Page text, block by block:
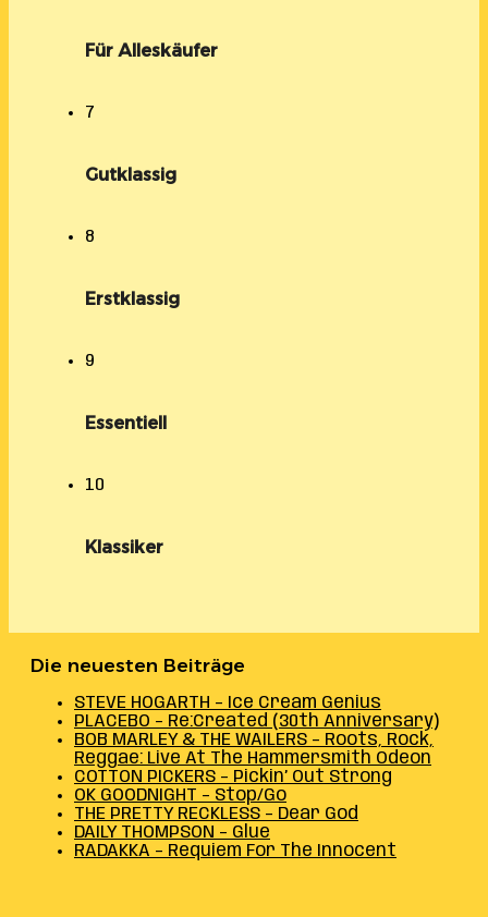
Für Alleskäufer
7
Gutklassig
8
Erstklassig
9
Essentiell
10
Klassiker
Die neuesten Beiträge
STEVE HOGARTH – Ice Cream Genius
PLACEBO – Re:Created (30th Anniversary)
BOB MARLEY & THE WAILERS – Roots, Rock,
Reggae: Live At The Hammersmith Odeon
COTTON PICKERS – Pickin’ Out Strong
OK GOODNIGHT – Stop/Go
THE PRETTY RECKLESS – Dear God
DAILY THOMPSON – Glue
RADAKKA – Requiem For The Innocent